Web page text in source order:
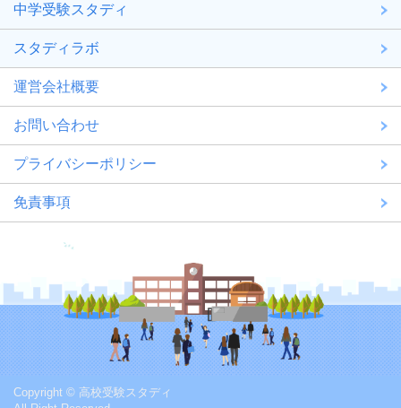
中学受験スタディ
スタディラボ
運営会社概要
お問い合わせ
プライバシーポリシー
免責事項
Copyright © 高校受験スタディ